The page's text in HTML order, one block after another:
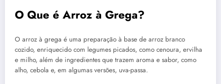
O Que é Arroz à Grega?
O arroz à grega é uma preparação à base de arroz branco
cozido, enriquecido com legumes picados, como cenoura, ervilha
e milho, além de ingredientes que trazem aroma e sabor, como
alho, cebola e, em algumas versões, uva-passa.